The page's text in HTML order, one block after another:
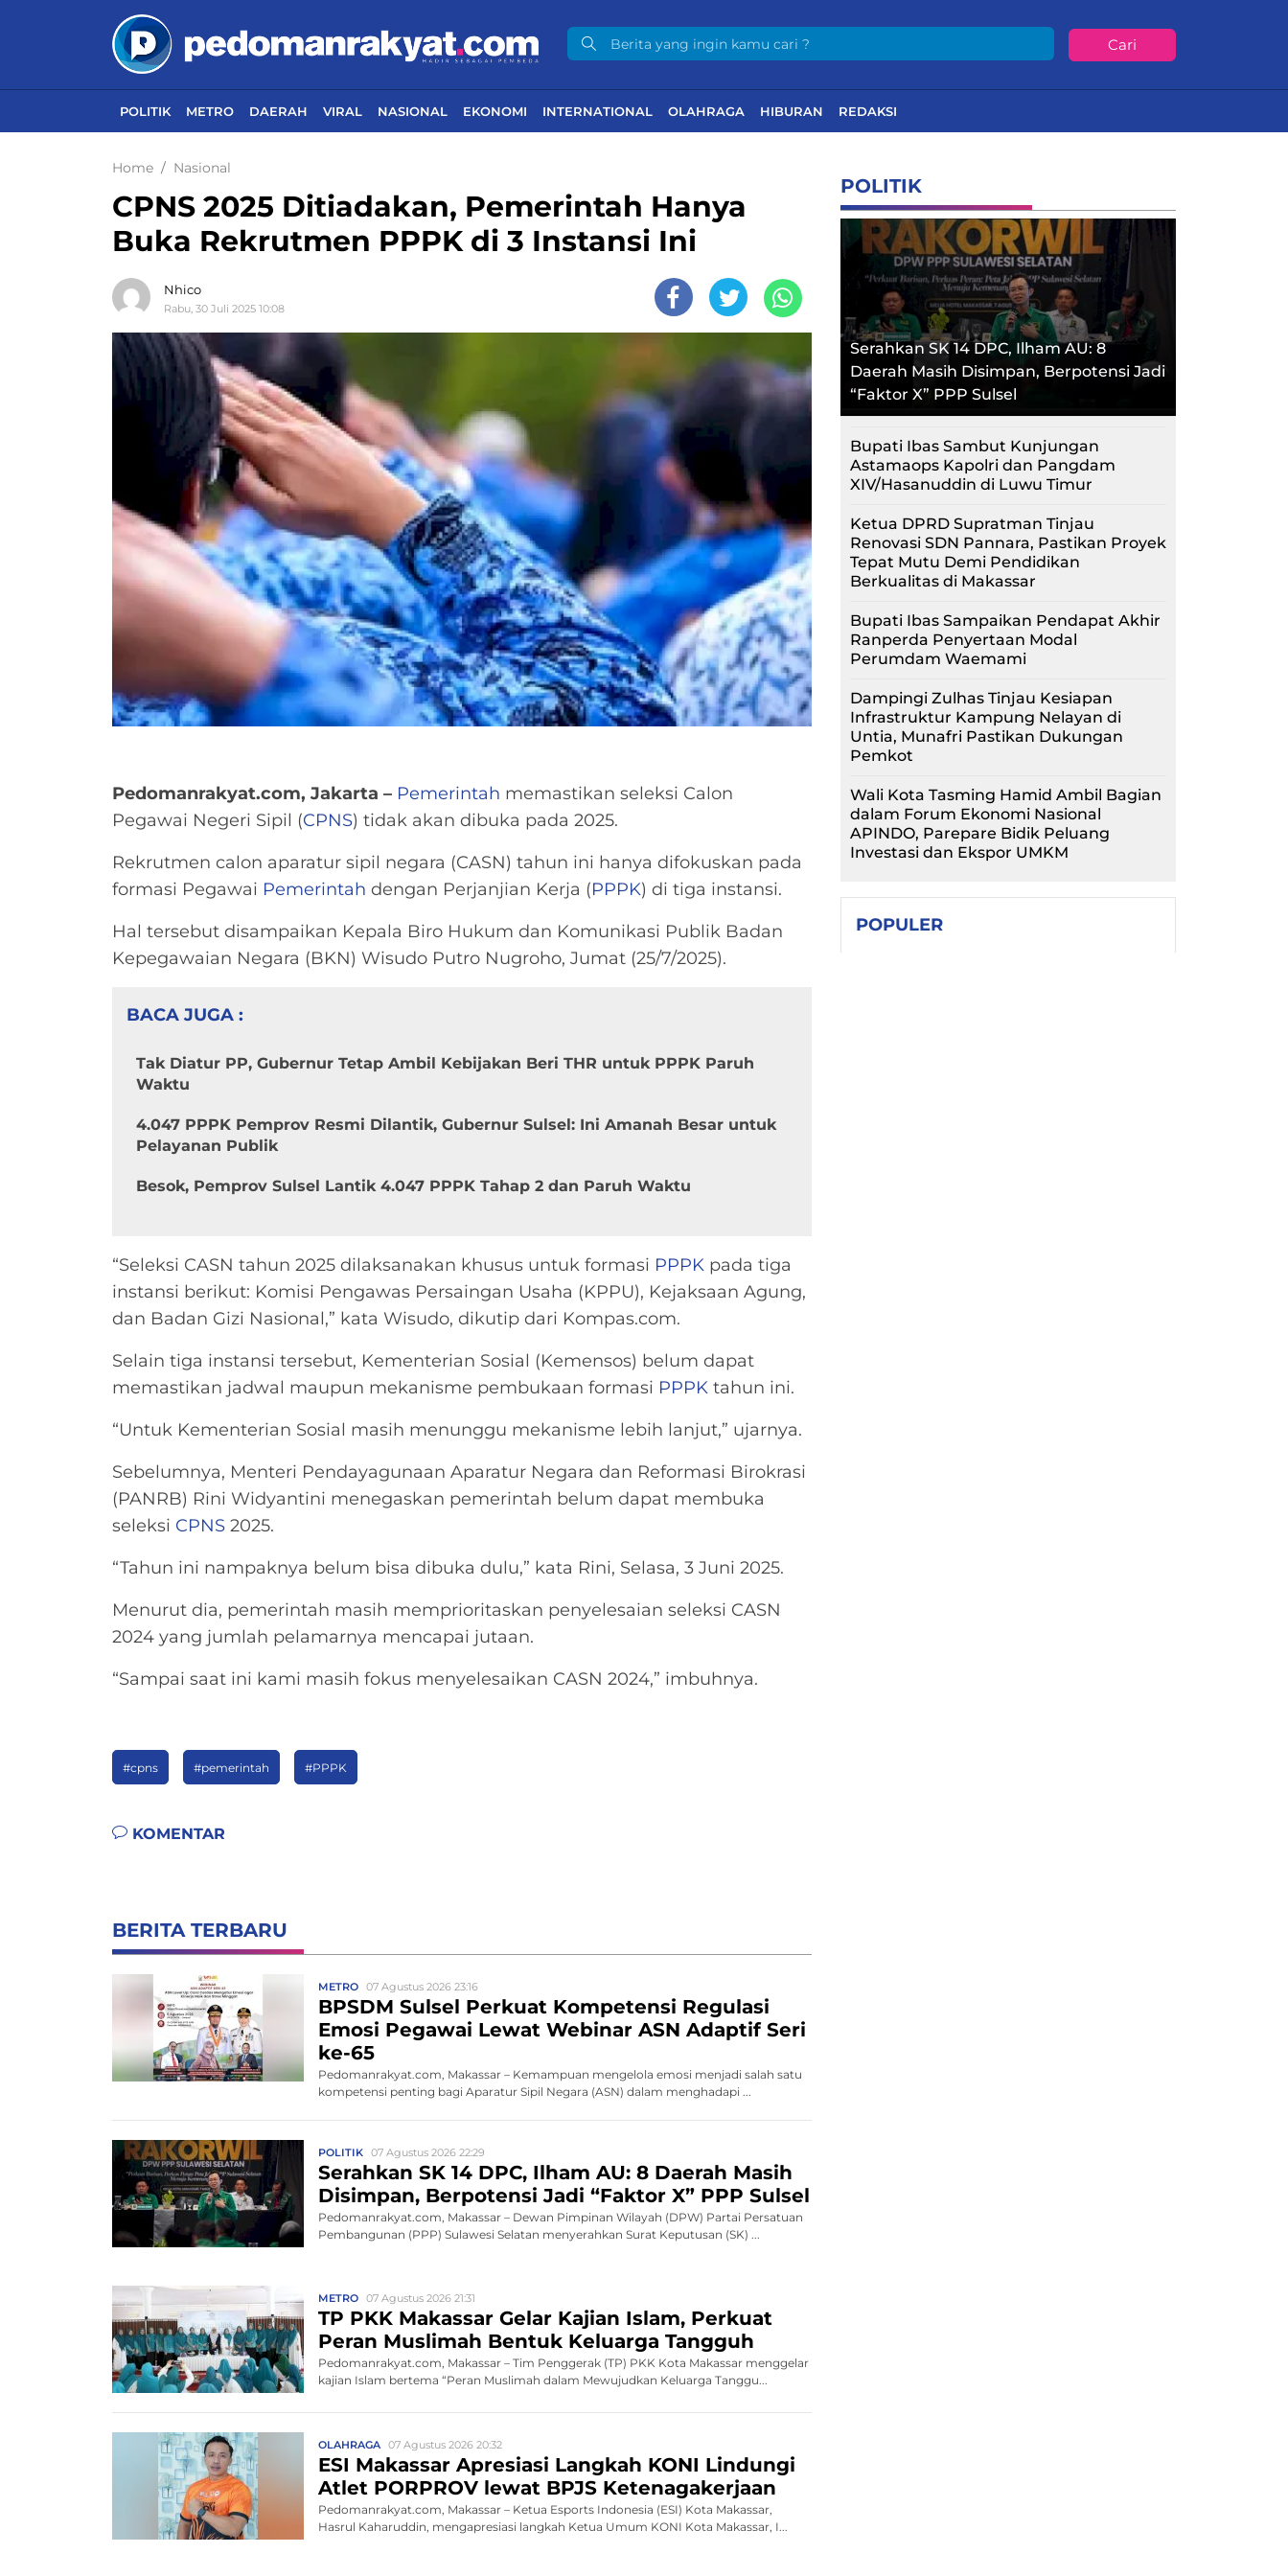
Cari
POLITIK METRO DAERAH VIRAL NASIONAL EKONOMI INTERNATIONAL OLAHRAGA HIBURAN REDAKSI
Home Nasional
CPNS 2025 Ditiadakan, Pemerintah Hanya
Buka Rekrutmen PPPK di 3 Instansi Ini
Nhico
Rabu, 30 Juli 2025 10:08
Pedomanrakyat.com, Jakarta – Pemerintah memastikan seleksi Calon
Pegawai Negeri Sipil (CPNS) tidak akan dibuka pada 2025.
Rekrutmen calon aparatur sipil negara (CASN) tahun ini hanya difokuskan pada
formasi Pegawai Pemerintah dengan Perjanjian Kerja (PPPK) di tiga instansi.
Hal tersebut disampaikan Kepala Biro Hukum dan Komunikasi Publik Badan
Kepegawaian Negara (BKN) Wisudo Putro Nugroho, Jumat (25/7/2025).
BACA JUGA :
Tak Diatur PP, Gubernur Tetap Ambil Kebijakan Beri THR untuk PPPK Paruh
Waktu
4.047 PPPK Pemprov Resmi Dilantik, Gubernur Sulsel: Ini Amanah Besar untuk
Pelayanan Publik
Besok, Pemprov Sulsel Lantik 4.047 PPPK Tahap 2 dan Paruh Waktu
“Seleksi CASN tahun 2025 dilaksanakan khusus untuk formasi PPPK pada tiga
instansi berikut: Komisi Pengawas Persaingan Usaha (KPPU), Kejaksaan Agung,
dan Badan Gizi Nasional,” kata Wisudo, dikutip dari Kompas.com.
Selain tiga instansi tersebut, Kementerian Sosial (Kemensos) belum dapat
memastikan jadwal maupun mekanisme pembukaan formasi PPPK tahun ini.
“Untuk Kementerian Sosial masih menunggu mekanisme lebih lanjut,” ujarnya.
Sebelumnya, Menteri Pendayagunaan Aparatur Negara dan Reformasi Birokrasi
(PANRB) Rini Widyantini menegaskan pemerintah belum dapat membuka
seleksi CPNS 2025.
“Tahun ini nampaknya belum bisa dibuka dulu,” kata Rini, Selasa, 3 Juni 2025.
Menurut dia, pemerintah masih memprioritaskan penyelesaian seleksi CASN
2024 yang jumlah pelamarnya mencapai jutaan.
“Sampai saat ini kami masih fokus menyelesaikan CASN 2024,” imbuhnya.
#cpns #pemerintah #PPPK
KOMENTAR
BERITA TERBARU
METRO 07 Agustus 2026 23:16
BPSDM Sulsel Perkuat Kompetensi Regulasi
Emosi Pegawai Lewat Webinar ASN Adaptif Seri
ke-65
Pedomanrakyat.com, Makassar – Kemampuan mengelola emosi menjadi salah satu
kompetensi penting bagi Aparatur Sipil Negara (ASN) dalam menghadapi ...
POLITIK 07 Agustus 2026 22:29
Serahkan SK 14 DPC, Ilham AU: 8 Daerah Masih
Disimpan, Berpotensi Jadi “Faktor X” PPP Sulsel
Pedomanrakyat.com, Makassar – Dewan Pimpinan Wilayah (DPW) Partai Persatuan
Pembangunan (PPP) Sulawesi Selatan menyerahkan Surat Keputusan (SK) ...
METRO 07 Agustus 2026 21:31
TP PKK Makassar Gelar Kajian Islam, Perkuat
Peran Muslimah Bentuk Keluarga Tangguh
Pedomanrakyat.com, Makassar – Tim Penggerak (TP) PKK Kota Makassar menggelar
kajian Islam bertema “Peran Muslimah dalam Mewujudkan Keluarga Tanggu...
OLAHRAGA 07 Agustus 2026 20:32
ESI Makassar Apresiasi Langkah KONI Lindungi
Atlet PORPROV lewat BPJS Ketenagakerjaan
Pedomanrakyat.com, Makassar – Ketua Esports Indonesia (ESI) Kota Makassar,
Hasrul Kaharuddin, mengapresiasi langkah Ketua Umum KONI Kota Makassar, I...
POLITIK
Serahkan SK 14 DPC, Ilham AU: 8
Daerah Masih Disimpan, Berpotensi Jadi
“Faktor X” PPP Sulsel
Bupati Ibas Sambut Kunjungan
Astamaops Kapolri dan Pangdam
XIV/Hasanuddin di Luwu Timur
Ketua DPRD Supratman Tinjau
Renovasi SDN Pannara, Pastikan Proyek
Tepat Mutu Demi Pendidikan
Berkualitas di Makassar
Bupati Ibas Sampaikan Pendapat Akhir
Ranperda Penyertaan Modal
Perumdam Waemami
Dampingi Zulhas Tinjau Kesiapan
Infrastruktur Kampung Nelayan di
Untia, Munafri Pastikan Dukungan
Pemkot
Wali Kota Tasming Hamid Ambil Bagian
dalam Forum Ekonomi Nasional
APINDO, Parepare Bidik Peluang
Investasi dan Ekspor UMKM
POPULER